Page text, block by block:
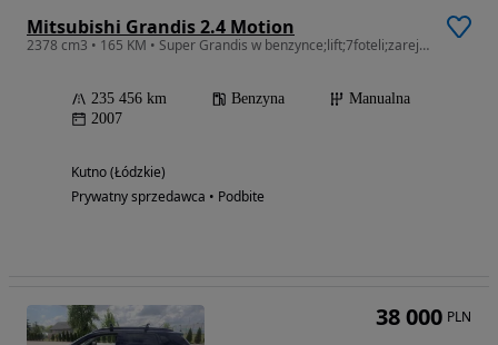
Mitsubishi Grandis 2.4 Motion
2378 cm3 • 165 KM • Super Grandis w benzynce;lift;7foteli;zarejestrowany
235 456 km Benzyna
Manualna
2007
Kutno (Łódzkie)
Prywatny sprzedawca • Podbite
38 000 PLN